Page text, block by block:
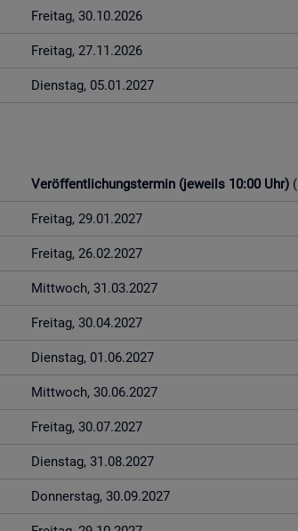
Frei­tag, 30.10.2026
Frei­tag, 27.11.2026
Diens­tag, 05.01.2027
Ver­öf­fent­li­chungs­ter­min (je­weils 10:00 Uhr)(
Frei­tag, 29.01.2027
Frei­tag, 26.02.2027
Mitt­woch, 31.03.2027
Frei­tag, 30.04.2027
Diens­tag, 01.06.2027
Mitt­woch, 30.06.2027
Frei­tag, 30.07.2027
Diens­tag, 31.08.2027
Don­ners­tag, 30.09.2027